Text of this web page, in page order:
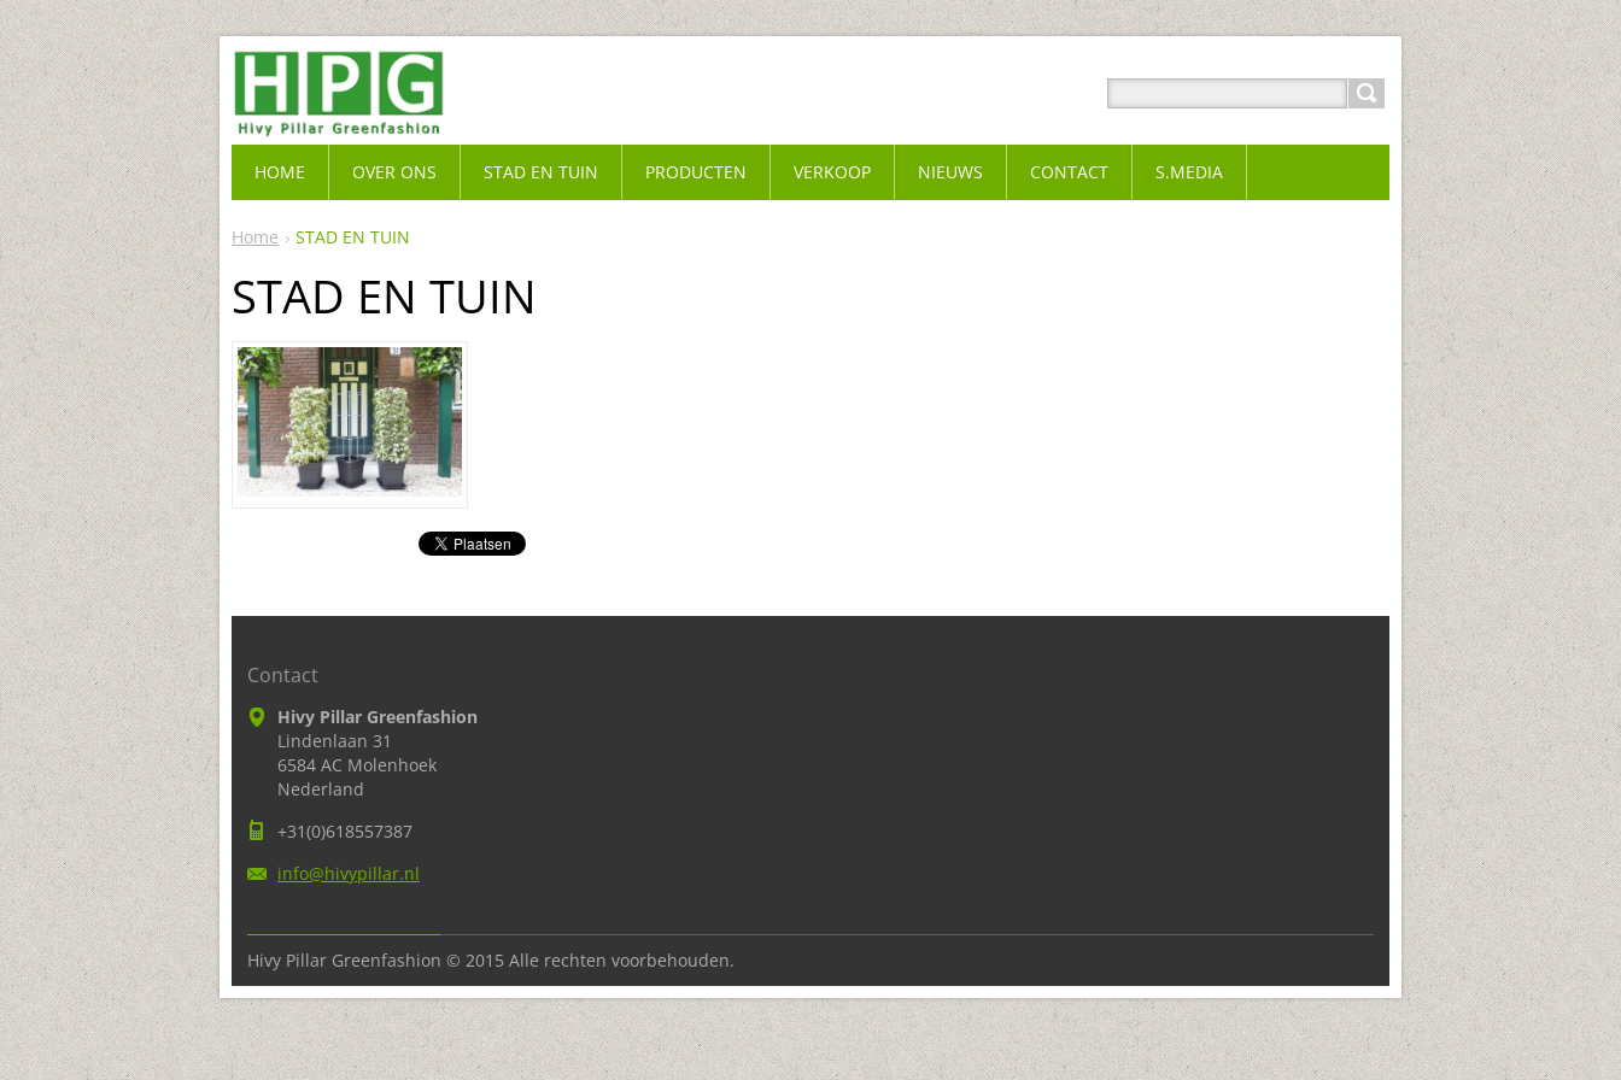
Home STAD EN TUIN
STAD EN TUIN
HOME OVER ONS STAD EN TUIN PRODUCTEN VERKOOP NIEUWS CONTACT S.MEDIA
Contact
Hivy Pillar Greenfashion
Lindenlaan 31
6584 AC Molenhoek
Nederland
+31(0)618557387
info@hivypillar.nl
Hivy Pillar Greenfashion © 2015 Alle rechten voorbehouden.